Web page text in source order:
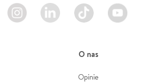
Instagram LinkedIn TikTok Youtube
O nas
Opinie